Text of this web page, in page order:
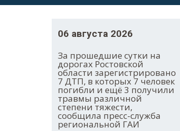
06 августа 2026
За прошедшие сутки на
дорогах Ростовской
области зарегистрировано
7 ДТП, в которых 7 человек
погибли и ещё 3 получили
травмы различной
степени тяжести,
сообщила пресс-служба
региональной ГАИ